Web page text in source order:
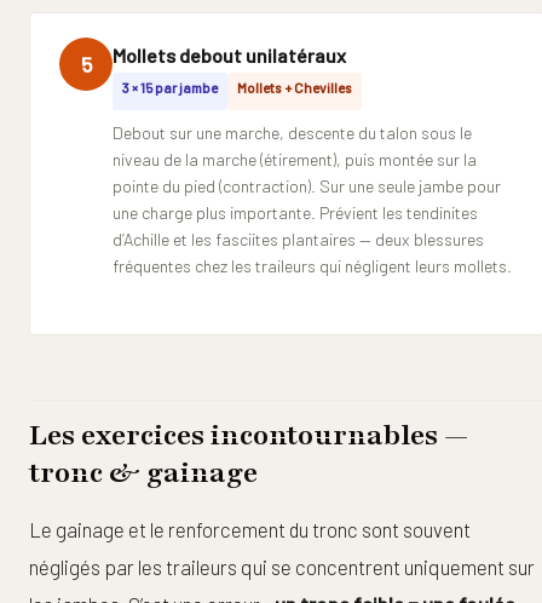
5 Mollets debout unilatéraux
3 × 15 par jambe Mollets + Chevilles
Debout sur une marche, descente du talon sous le
niveau de la marche (étirement), puis montée sur la
pointe du pied (contraction). Sur une seule jambe pour
une charge plus importante. Prévient les tendinites
d’Achille et les fasciites plantaires — deux blessures
fréquentes chez les traileurs qui négligent leurs mollets.
Les exercices incontournables —
tronc & gainage
Le gainage et le renforcement du tronc sont souvent
négligés par les traileurs qui se concentrent uniquement sur